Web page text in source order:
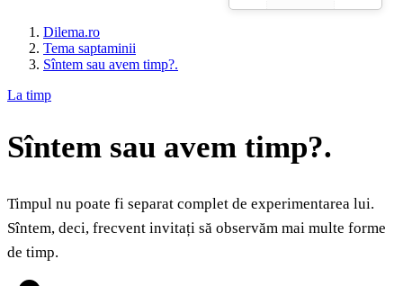
Dilema.ro
Tema saptaminii
Sîntem sau avem timp?.
La timp
Sîntem sau avem timp?.
Timpul nu poate fi separat complet de experimentarea lui.
Sîntem, deci, frecvent invitați să observăm mai multe forme
de timp.